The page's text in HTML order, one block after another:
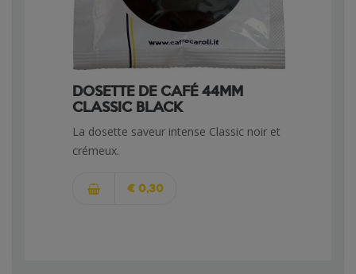
DOSETTE DE CAFÉ 44MM
CLASSIC BLACK
La dosette saveur intense Classic noir et
crémeux.
€ 0,30